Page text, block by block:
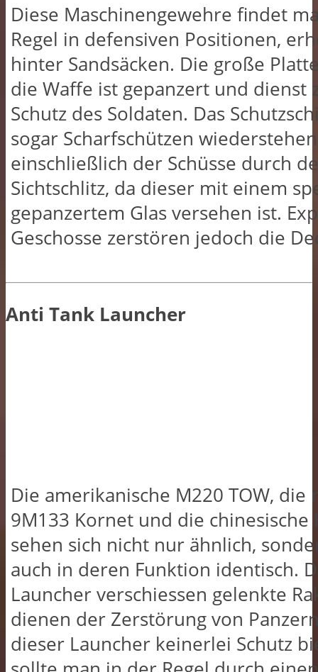
Diese Maschinengewehre findet
Regel in defensiven Positionen,
hinter Sandsäcken. Die große
die Waffe ist gepanzert und dienst
Schutz des Soldaten. Das
sogar Scharfschützen
einschließlich der Schüsse durch
Sichtschlitz, da dieser mit einem
gepanzertem Glas versehen ist.
Geschosse zerstören jedoch die
Anti Tank Launcher
Die amerikanische M220 TOW, die
9M133 Kornet und die chinesische
sehen sich nicht nur ähnlich,
auch in deren Funktion identisch.
Launcher verschiessen gelenkte
dienen der Zerstörung von
dieser Launcher keinerlei Schutz